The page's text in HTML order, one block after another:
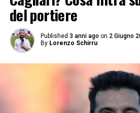
del portiere
Published 3 anni ago on 2 Giugno
By Lorenzo Schirru